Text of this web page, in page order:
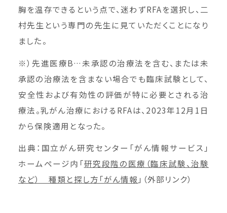
胸を温存できるという点で、迷わずRFAを選択し、二
村先生という専門の先生に見ていただくことになり
ました。
※）先進医療B…未承認の治療法を含む、または未
承認の治療法を含まない場合でも臨床試験として、
安全性および有効性の評価が特に必要とされる治
療法。乳がん治療におけるRFAは、2023年12月1日
から保険適用となった。
出典：国立がん研究センター「がん情報サービス」
ホームページ内「研究段階の医療（臨床試験、治験
など） 種類と探し方「がん情報 」（外部リンク）